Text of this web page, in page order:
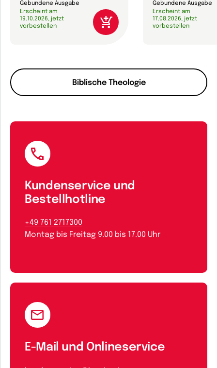
Biblische Theologie
Gebundene Ausgabe
Erscheint am
19.10.2026, jetzt
vorbestellen
Gebundene Ausgabe
Erscheint am
17.08.2026, jetzt
vorbestellen
Kundenservice und
Bestellhotline
+49 761 2717300
Montag bis Freitag 9.00 bis 17.00 Uhr
E-Mail und Onlineservice